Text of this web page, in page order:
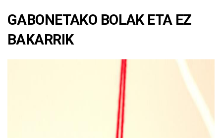
GABONETAKO BOLAK ETA EZ
BAKARRIK